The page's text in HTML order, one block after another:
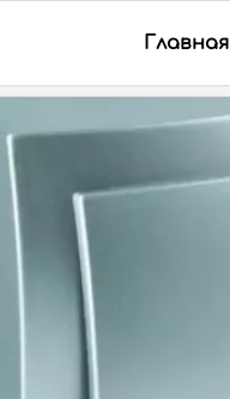
Главная